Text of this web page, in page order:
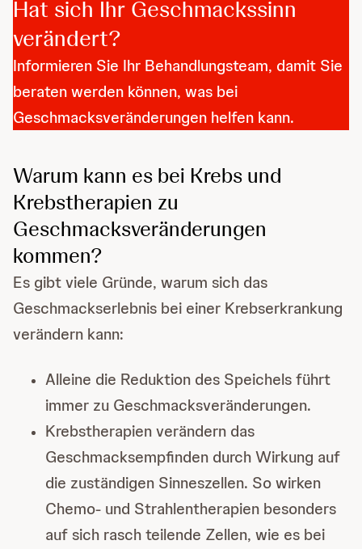
Hat sich Ihr Geschmackssinn
verändert?
Informieren Sie Ihr Behandlungsteam, damit Sie
beraten werden können, was bei
Geschmacksveränderungen helfen kann.
Warum kann es bei Krebs und
Krebstherapien zu
Geschmacksveränderungen
kommen?
Es gibt viele Gründe, warum sich das
Geschmackserlebnis bei einer Krebserkrankung
verändern kann:
Alleine die Reduktion des Speichels führt
immer zu Geschmacksveränderungen.
Krebstherapien verändern das
Geschmacksempfinden durch Wirkung auf
die zuständigen Sinneszellen. So wirken
Chemo- und Strahlentherapien besonders
auf sich rasch teilende Zellen, wie es bei